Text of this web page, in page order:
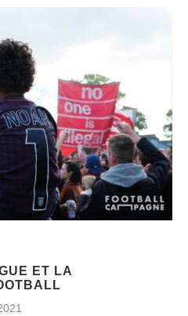
ET LA